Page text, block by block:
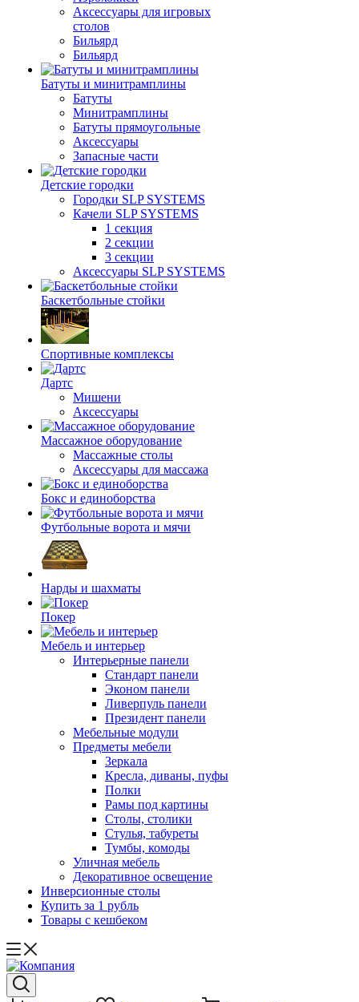
Аксессуары для игровых
столов
Бильяpд
Бильяpд
Батуты и минитрамплины
Батуты
Минитрамплины
Батуты прямоугольные
Аксессуары
Запасные части
Детские городки
Городки SLP SYSTEMS
Качели SLP SYSTEMS
1 секция
2 секции
3 секции
Аксессуары SLP SYSTEMS
Баскетбольные стойки
Спортивные комплексы
Дартс
Мишени
Аксессуары
Массажное оборудование
Массажные столы
Аксессуары для массажа
Бокс и единоборства
Футбольные ворота и мячи
Нарды и шахматы
Покер
Мебель и интерьер
Интерьерные панели
Стандарт панели
Эконом панели
Ливерпуль панели
Президент панели
Мебельные модули
Предметы мебели
Зеркала
Кресла, диваны, пуфы
Полки
Рамы под картины
Столы, столики
Стулья, табуреты
Тумбы, комоды
Уличная мебель
Декоративное освещение
Инверсионные столы
Купить за 1 рубль
Товары с кешбеком